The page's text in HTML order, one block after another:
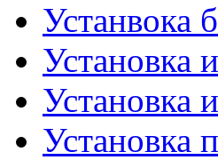
Устанвока
Установка
Установка
Установка